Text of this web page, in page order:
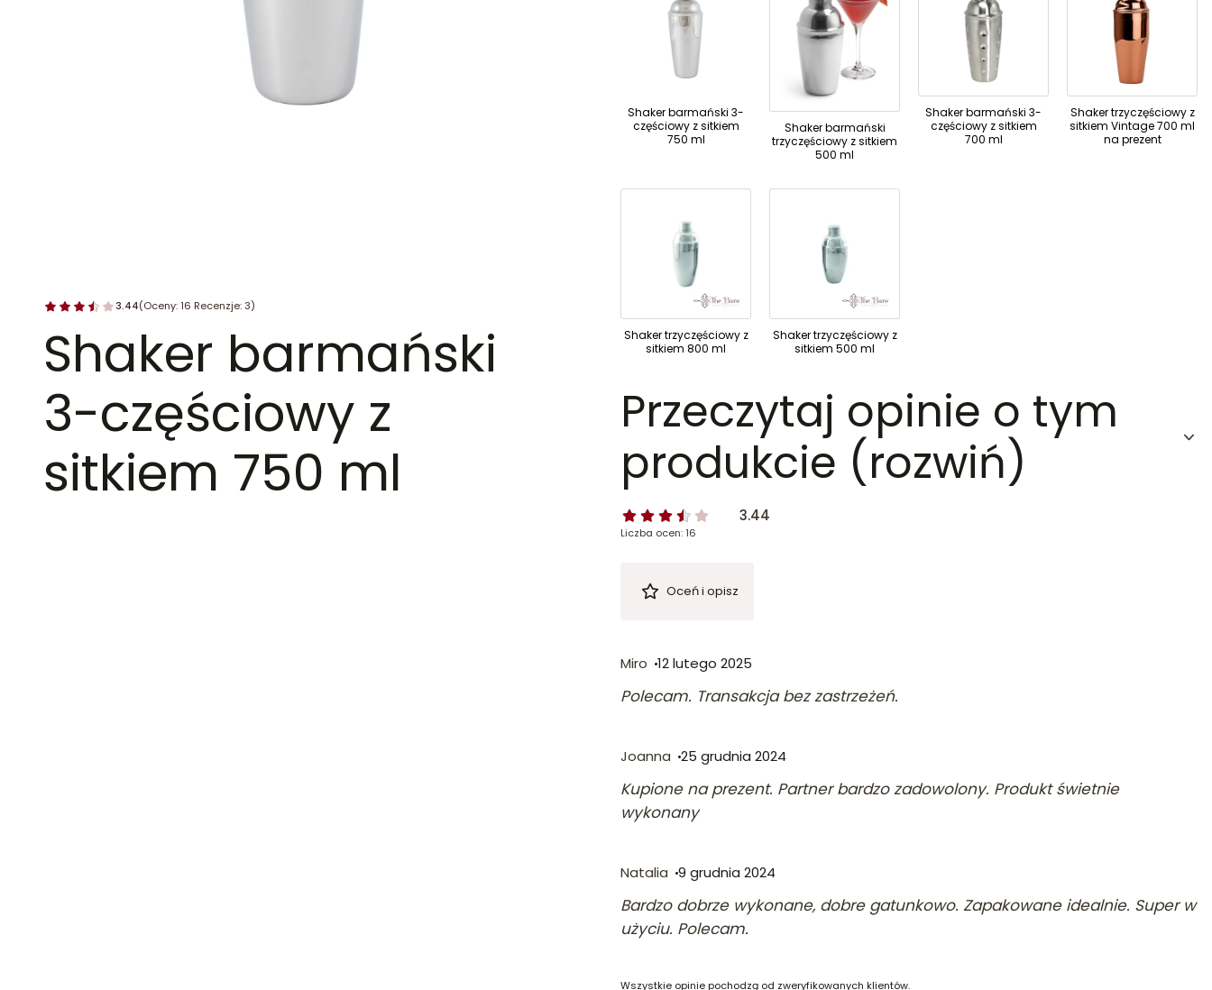
3.44(Oceny: 16 Recenzje: 3)
Shaker barmański
3-częściowy z
sitkiem 750 ml
Shaker barmański 3-
częściowy z sitkiem
750 ml
Shaker barmański
trzyczęściowy z sitkiem
500 ml
Shaker barmański 3-
częściowy z sitkiem
700 ml
Shaker trzyczęściowy z
sitkiem Vintage 700 ml
na prezent
Shaker trzyczęściowy z
sitkiem 800 ml
Shaker trzyczęściowy z
sitkiem 500 ml
Przeczytaj opinie o tym
produkcie (rozwiń)
3.44
Liczba ocen: 16
Oceń i opisz
Miro 12 lutego 2025
Polecam. Transakcja bez zastrzeżeń.
Joanna 25 grudnia 2024
Kupione na prezent. Partner bardzo zadowolony. Produkt świetnie
wykonany
Natalia 9 grudnia 2024
Bardzo dobrze wykonane, dobre gatunkowo. Zapakowane idealnie. Super w
użyciu. Polecam.
Wszystkie opinie pochodzą od zweryfikowanych klientów.